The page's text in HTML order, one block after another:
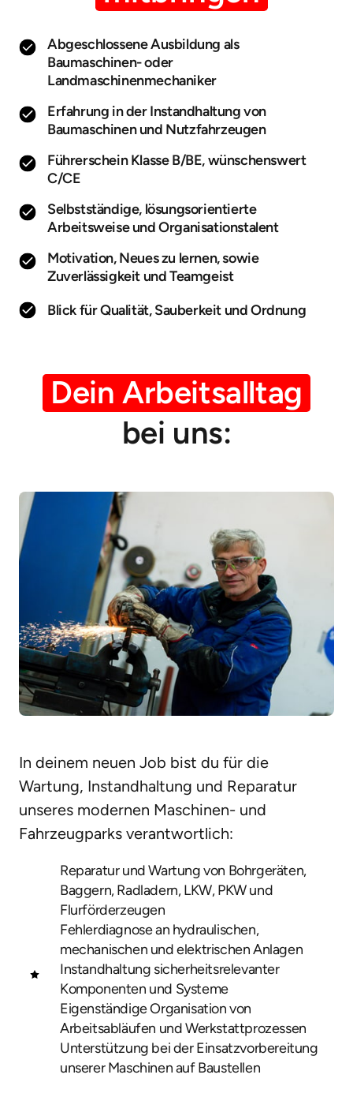
Abgeschlossene Ausbildung als
Baumaschinen- oder
Landmaschinenmechaniker
Erfahrung in der Instandhaltung von
Baumaschinen und Nutzfahrzeugen
Führerschein Klasse B/BE, wünschenswert
C/CE
Selbstständige, lösungsorientierte
Arbeitsweise und Organisationstalent
Motivation, Neues zu lernen, sowie
Zuverlässigkeit und Teamgeist
Blick für Qualität, Sauberkeit und Ordnung
Dein Arbeitsalltag
bei uns:
In deinem neuen Job bist du für die
Wartung, Instandhaltung und Reparatur
unseres modernen Maschinen- und
Fahrzeugparks verantwortlich:
Reparatur und Wartung von Bohrgeräten,
Baggern, Radladern, LKW, PKW und
Flurförderzeugen
Fehlerdiagnose an hydraulischen,
mechanischen und elektrischen Anlagen
Instandhaltung sicherheitsrelevanter
Komponenten und Systeme
Eigenständige Organisation von
Arbeitsabläufen und Werkstattprozessen
Unterstützung bei der Einsatzvorbereitung
unserer Maschinen auf Baustellen